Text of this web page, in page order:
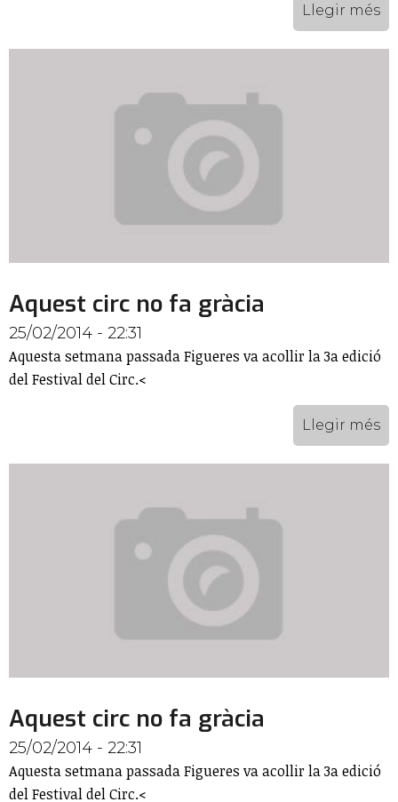
Llegir més
Aquest circ no fa gràcia
25/02/2014 - 22:31
Aquesta setmana passada Figueres va acollir la 3a edició
del Festival del Circ.<
Llegir més
Aquest circ no fa gràcia
25/02/2014 - 22:31
Aquesta setmana passada Figueres va acollir la 3a edició
del Festival del Circ.<